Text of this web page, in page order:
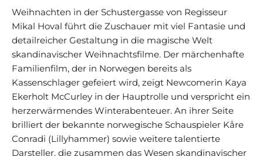
Weihnachten in der Schustergasse von Regisseur
Mikal Hoval führt die Zuschauer mit viel Fantasie und
detailreicher Gestaltung in die magische Welt
skandinavischer Weihnachtsfilme. Der märchenhafte
Familienfilm, der in Norwegen bereits als
Kassenschlager gefeiert wird, zeigt Newcomerin Kaya
Ekerholt McCurley in der Hauptrolle und verspricht ein
herzerwärmendes Winterabenteuer. An ihrer Seite
brilliert der bekannte norwegische Schauspieler Kåre
Conradi (Lillyhammer) sowie weitere talentierte
Darsteller, die zusammen das Wesen skandinavischer